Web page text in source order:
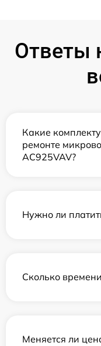
Ответы
Какие
ремонте
AC925VAV?
Нужно ли
Сколько
Меняется ли